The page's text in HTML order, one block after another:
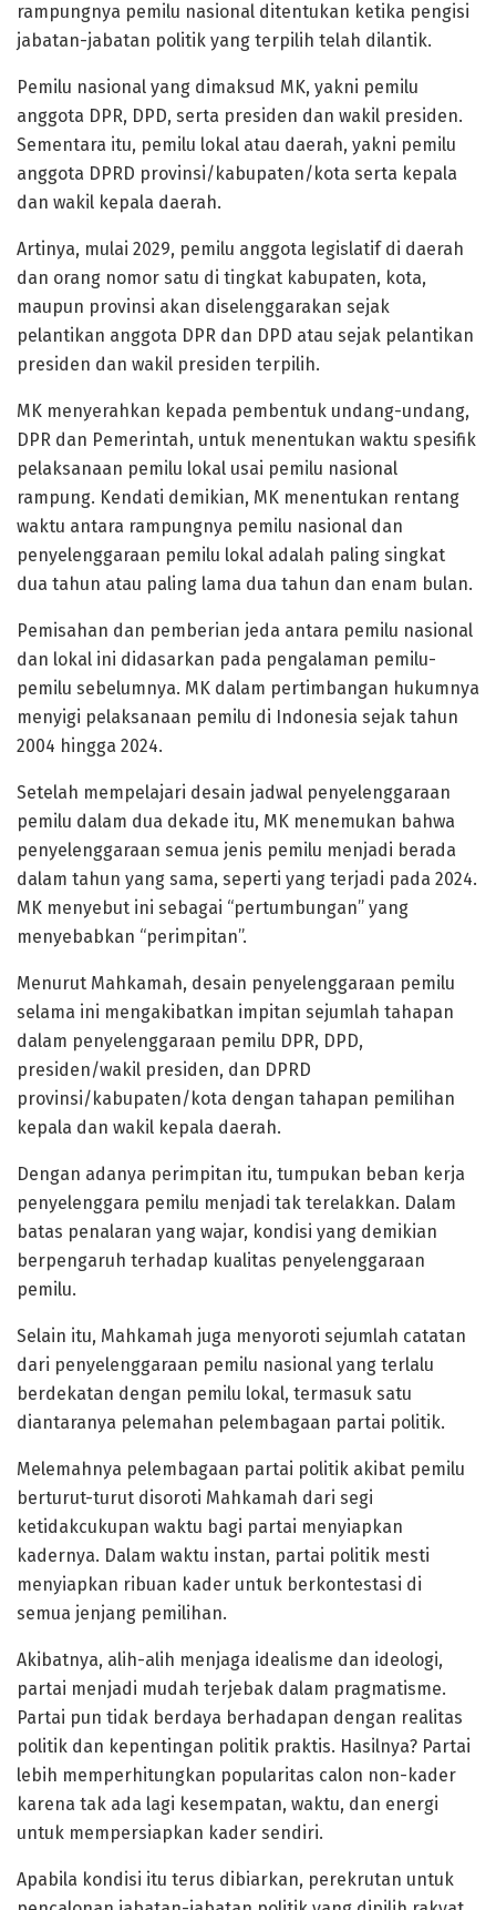
rampungnya pemilu nasional ditentukan ketika pengisi
jabatan-jabatan politik yang terpilih telah dilantik.
Pemilu nasional yang dimaksud MK, yakni pemilu
anggota DPR, DPD, serta presiden dan wakil presiden.
Sementara itu, pemilu lokal atau daerah, yakni pemilu
anggota DPRD provinsi/kabupaten/kota serta kepala
dan wakil kepala daerah.
Artinya, mulai 2029, pemilu anggota legislatif di daerah
dan orang nomor satu di tingkat kabupaten, kota,
maupun provinsi akan diselenggarakan sejak
pelantikan anggota DPR dan DPD atau sejak pelantikan
presiden dan wakil presiden terpilih.
MK menyerahkan kepada pembentuk undang-undang,
DPR dan Pemerintah, untuk menentukan waktu spesifik
pelaksanaan pemilu lokal usai pemilu nasional
rampung. Kendati demikian, MK menentukan rentang
waktu antara rampungnya pemilu nasional dan
penyelenggaraan pemilu lokal adalah paling singkat
dua tahun atau paling lama dua tahun dan enam bulan.
Pemisahan dan pemberian jeda antara pemilu nasional
dan lokal ini didasarkan pada pengalaman pemilu-
pemilu sebelumnya. MK dalam pertimbangan hukumnya
menyigi pelaksanaan pemilu di Indonesia sejak tahun
2004 hingga 2024.
Setelah mempelajari desain jadwal penyelenggaraan
pemilu dalam dua dekade itu, MK menemukan bahwa
penyelenggaraan semua jenis pemilu menjadi berada
dalam tahun yang sama, seperti yang terjadi pada 2024.
MK menyebut ini sebagai “pertumbungan” yang
menyebabkan “perimpitan”.
Menurut Mahkamah, desain penyelenggaraan pemilu
selama ini mengakibatkan impitan sejumlah tahapan
dalam penyelenggaraan pemilu DPR, DPD,
presiden/wakil presiden, dan DPRD
provinsi/kabupaten/kota dengan tahapan pemilihan
kepala dan wakil kepala daerah.
Dengan adanya perimpitan itu, tumpukan beban kerja
penyelenggara pemilu menjadi tak terelakkan. Dalam
batas penalaran yang wajar, kondisi yang demikian
berpengaruh terhadap kualitas penyelenggaraan
pemilu.
Selain itu, Mahkamah juga menyoroti sejumlah catatan
dari penyelenggaraan pemilu nasional yang terlalu
berdekatan dengan pemilu lokal, termasuk satu
diantaranya pelemahan pelembagaan partai politik.
Melemahnya pelembagaan partai politik akibat pemilu
berturut-turut disoroti Mahkamah dari segi
ketidakcukupan waktu bagi partai menyiapkan
kadernya. Dalam waktu instan, partai politik mesti
menyiapkan ribuan kader untuk berkontestasi di
semua jenjang pemilihan.
Akibatnya, alih-alih menjaga idealisme dan ideologi,
partai menjadi mudah terjebak dalam pragmatisme.
Partai pun tidak berdaya berhadapan dengan realitas
politik dan kepentingan politik praktis. Hasilnya? Partai
lebih memperhitungkan popularitas calon non-kader
karena tak ada lagi kesempatan, waktu, dan energi
untuk mempersiapkan kader sendiri.
Apabila kondisi itu terus dibiarkan, perekrutan untuk